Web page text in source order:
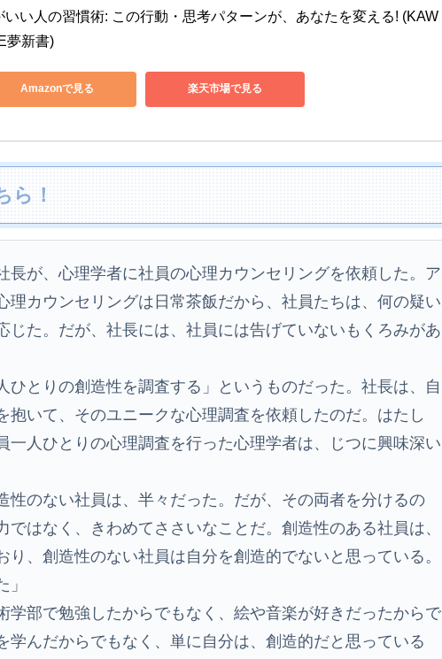
いい人の習慣術: この行動・思考パターンが、あなたを変える! (KAW
夢新書)
Amazonで見る 楽天市場で見る
ら！
長が、心理学者に社員の心理カウンセリングを依頼した。ア
理カウンセリングは日常茶飯だから、社員たちは、何の疑い
じた。だが、社長には、社員には告げていないもくろみがあ
ひとりの創造性を調査する」というものだった。社長は、自
抱いて、そのユニークな心理調査を依頼したのだ。はたし
一人ひとりの心理調査を行った心理学者は、じつに興味深い
性のない社員は、半々だった。だが、その両者を分けるの
ではなく、きわめてささいなことだ。創造性のある社員は、
り、創造性のない社員は自分を創造的でないと思っている。
学部で勉強したからでもなく、絵や音楽が好きだったからで
学んだからでもなく、単に自分は、創造的だと思っている